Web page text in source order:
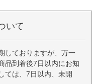
いて
しておりますが、万一
品到着後7日以内にお知
ては、7日以内、未開